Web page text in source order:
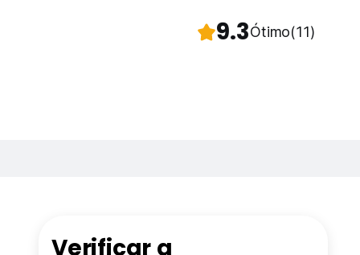
9.3Ótimo(11)
Verificar a